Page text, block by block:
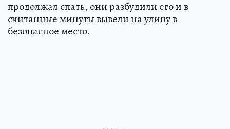
продолжал спать, они разбудили его и в
считанные минуты вывели на улицу в
безопасное место.